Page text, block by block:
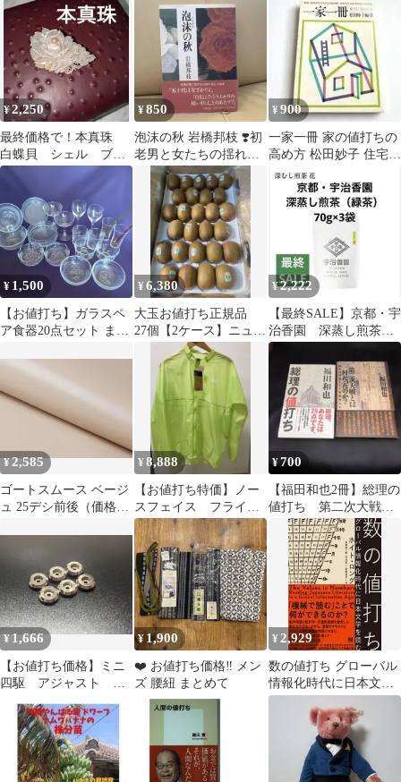
に
¥2,250
最終価格で！本真珠
白蝶貝 シェル ブロ
ーチ お値打ち価格！
¥850
泡沫の秋 岩橋邦枝 ❣️初
老男と女たちの揺れる
心と肉体 お値打ち
品❣️
¥900
一家一冊 家の値打ちの
高め方 松田妙子 住宅產
業研修財団 暮らし 生活
¥ 1,500
【お値打ち】ガラスペ
ア食器20点セット まと
¥6,380
大玉お値打ち正規品
27個【2ケース】ニュー
ジーランド産グリーン
キウイ
¥2,222
【最終SALE】京都・宇
治香園 深蒸し煎茶
（緑茶） 花 70g×3
袋 お値打ち品
¥2,585
ゴートスムース ベージ
ュ 25デシ前後（価格固
レザークラフトぱれっ
¥8,888
【お値打ち特価】ノー
スフェイス フライト
インパルスジャケット
¥700
【福田和也2冊】総理の
値打ち 第二次大戦と
は何だったのか
¥1,666
【お値打ち価格】ミニ
四駆 アジャスト マ
スダンパー メッキ加
工 ザクリ加工
¥ 1,900
❤️ お値打ち価格‼️ メン
ズ 腰紐 まとめて
¥2,929
数の値打ち グローバル
情報化時代に日本文学
を読む